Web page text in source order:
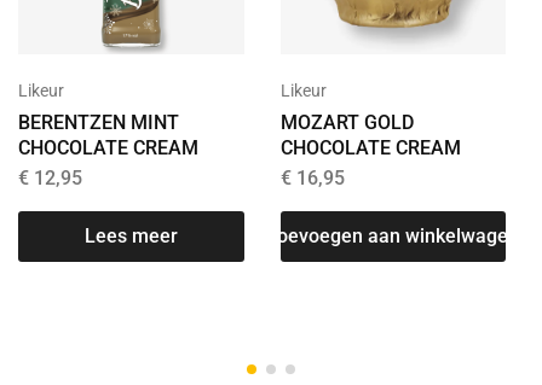
Likeur
BERENTZEN MINT
CHOCOLATE CREAM
€ 12,95
Lees meer
Likeur
MOZART GOLD
CHOCOLATE CREAM
€16,95
Toevoegen aan winkelwagen